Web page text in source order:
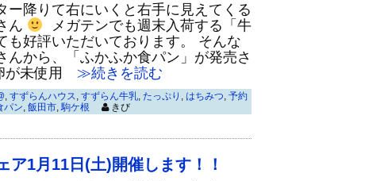
ー降りて右にいくと右手に見えてくる
ん
メガテンでも週末入荷する「牛
も好評いただいております。 そんな
んから、「ふかふか食パン」が発売さ
が未使用
≫続きを読む
, すずらんハウス, すずらん牛乳, たっぷり , はちみつ, 予約
パン, 飯田市,駒ケ根 きび
ア1月11日(土)開催します！！